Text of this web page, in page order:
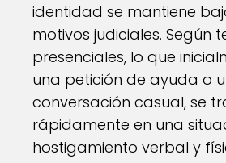
identidad se mantiene
motivos judiciales. Según
presenciales, lo que
una petición de ayuda o
conversación casual, se
rápidamente en una
hostigamiento verbal y